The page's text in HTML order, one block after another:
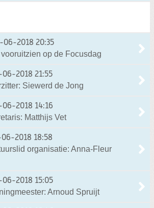
06-2018 20:35
op de Focusdag
06-2018 21:55
Siewerd de Jong
06-2018 14:16
Matthijs Vet
2018 18:58
organisatie: Anna-Fleur
06-2018 15:05
Arnoud Spruijt